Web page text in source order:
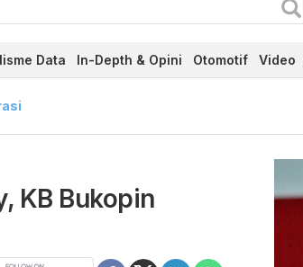
Data In-Depth & Opini Otomotif Video
KB Bukopin